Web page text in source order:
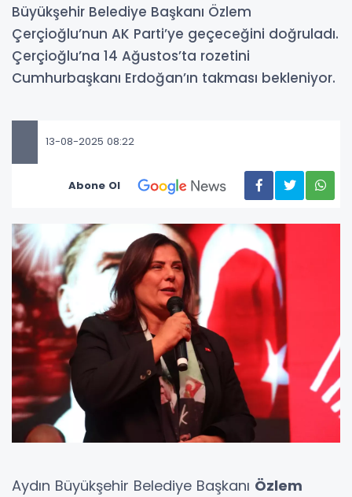
Büyükşehir Belediye Başkanı Özlem
Çerçioğlu’nun AK Parti’ye geçeceğini doğruladı.
Çerçioğlu’na 14 Ağustos’ta rozetini
Cumhurbaşkanı Erdoğan’ın takması bekleniyor.
13-08-2025 08:22
Abone Ol
Aydın Büyükşehir Belediye Başkanı Özlem